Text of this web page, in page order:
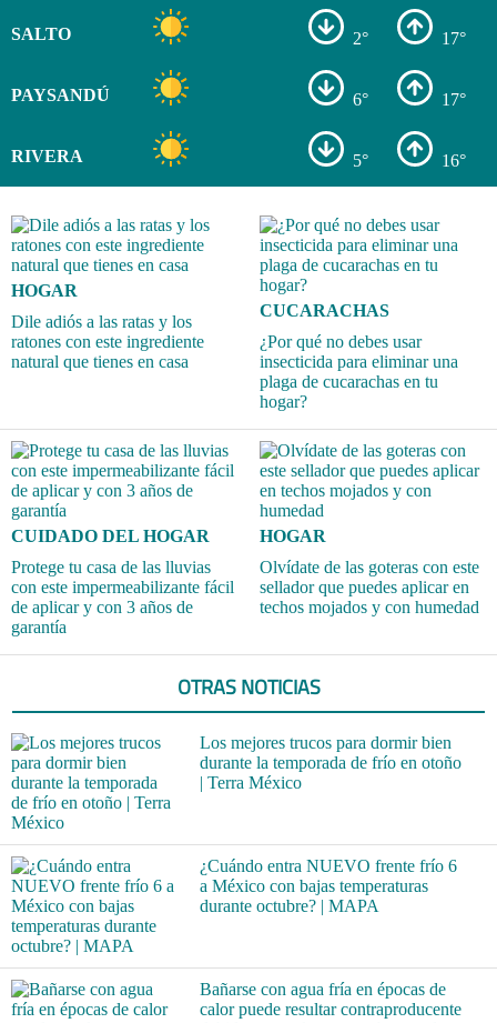
SALTO 2° 17°
PAYSANDÚ 6° 17°
RIVERA 5° 16°
HOGAR
Dile adiós a las ratas y los
ratones con este ingrediente
natural que tienes en casa
CUCARACHAS
¿Por qué no debes usar
insecticida para eliminar una
plaga de cucarachas en tu
hogar?
CUIDADO DEL HOGAR
Protege tu casa de las lluvias
con este impermeabilizante fácil
de aplicar y con 3 años de
garantía
HOGAR
Olvídate de las goteras con este
sellador que puedes aplicar en
techos mojados y con humedad
OTRAS NOTICIAS
Los mejores trucos para dormir bien
durante la temporada de frío en otoño
| Terra México
¿Cuándo entra NUEVO frente frío 6
a México con bajas temperaturas
durante octubre? | MAPA
Bañarse con agua fría en épocas de
calor puede resultar contraproducente